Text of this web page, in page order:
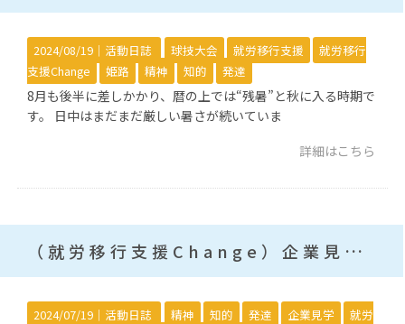
2024/08/19｜ 活動日誌 球技大会 就労移行支援
就労移行
支援Change
姫路 精神 知的 発達
8月も後半に差しかかり、暦の上では“残暑”と秋に入る時期で
す。 日中はまだまだ厳しい暑さが続いていま
詳細はこちら
（就労移行支援Change）企業見学！
2024/07/19｜ 活動日誌 精神 知的 発達 企業見学
就労